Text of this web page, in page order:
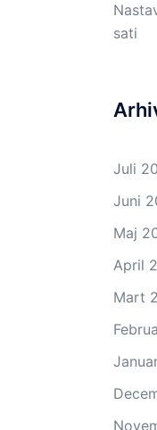
sati
Juli
Juni
Maj
April
Mart